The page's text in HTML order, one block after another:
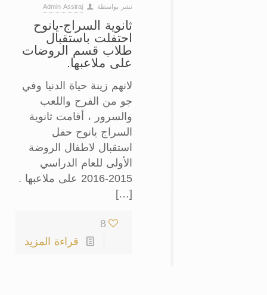
نشر بواسطة Admin Assiraj
ثانوية السراج-يانوح
احتفلت باستقبال
طلاب قسم الروضات
على ملاعبها‎.
لانهم زينة حياة الدنيا وفي
جو من الفرح واللعب
والسرور ، أقامت ثانوية
السراج يانوح حفل
استقبال لاطفال الروضة
الأولى للعام الدراسي
2015-2016 على ملاعبها .
[…]
8
قراءة المزيد